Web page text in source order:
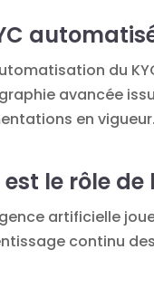
du
avancée
en vigueur.
est le rôle
artificielle
continu